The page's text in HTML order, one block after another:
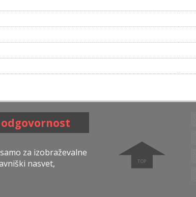
za izobraževalne
nasvet,
➧